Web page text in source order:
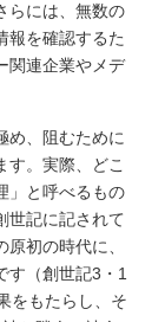
らには、無数の
報を確認するた
関連企業やメデ
め、阻むために
す。実際、どこ
」と呼べるもの
世記に記されて
初の時代に、
す（創世記3・1
をもたらし、そ